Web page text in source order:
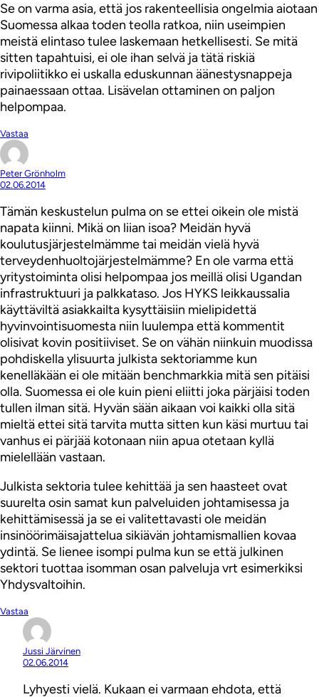
Se on varma asia, että jos rakenteellisia ongelmia aiotaan
Suomessa alkaa toden teolla ratkoa, niin useimpien
meistä elintaso tulee laskemaan hetkellisesti. Se mitä
sitten tapahtuisi, ei ole ihan selvä ja tätä riskiä
rivipoliitikko ei uskalla eduskunnan äänestysnappeja
painaessaan ottaa. Lisävelan ottaminen on paljon
helpompaa.
Vastaa
Peter Grönholm
02.06.2014
Tämän keskustelun pulma on se ettei oikein ole mistä
napata kiinni. Mikä on liian isoa? Meidän hyvä
koulutusjärjestelmämme tai meidän vielä hyvä
terveydenhuoltojärjestelmämme? En ole varma että
yritystoiminta olisi helpompaa jos meillä olisi Ugandan
infrastruktuuri ja palkkataso. Jos HYKS leikkaussalia
käyttäviltä asiakkailta kysyttäisiin mielipidettä
hyvinvointisuomesta niin luulempa että kommentit
olisivat kovin positiiviset. Se on vähän niinkuin muodissa
pohdiskella ylisuurta julkista sektoriamme kun
kenelläkään ei ole mitään benchmarkkia mitä sen pitäisi
olla. Suomessa ei ole kuin pieni eliitti joka pärjäisi toden
tullen ilman sitä. Hyvän sään aikaan voi kaikki olla sitä
mieltä ettei sitä tarvita mutta sitten kun käsi murtuu tai
vanhus ei pärjää kotonaan niin apua otetaan kyllä
mielellään vastaan.
Julkista sektoria tulee kehittää ja sen haasteet ovat
suurelta osin samat kun palveluiden johtamisessa ja
kehittämisessä ja se ei valitettavasti ole meidän
insinöörimäisajattelua sikiävän johtamismallien kovaa
ydintä. Se lienee isompi pulma kun se että julkinen
sektori tuottaa isomman osan palveluja vrt esimerkiksi
Yhdysvaltoihin.
Vastaa
Jussi Järvinen
02.06.2014
Lyhyesti vielä. Kukaan ei varmaan ehdota, että